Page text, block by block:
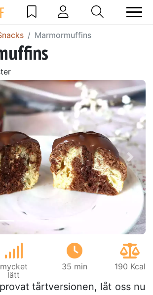
Marmormuffins
mycket
lätt
35 min 190 Kcal
tårtversionen, låt oss nu